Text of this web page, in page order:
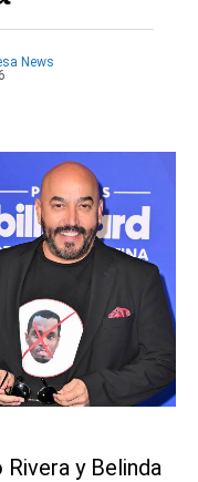
News
y Belinda